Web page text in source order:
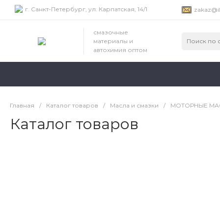
г. Санкт-Петербург, ул. Карпатская, 14/1
смазочные
материалы и
автохимия оптом
Главная / Каталог товаров / Масла и смазки / МОТОРНЫЕ
Каталог товаров